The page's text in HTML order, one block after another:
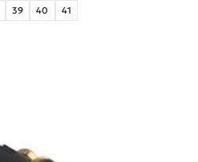
39 40 41